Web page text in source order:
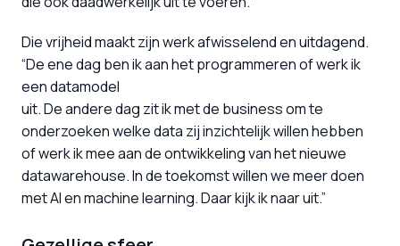
Die vrijheid maakt zijn werk afwisselend en uitdagend.
“De ene dag ben ik aan het programmeren of werk ik
een datamodel
uit. De andere dag zit ik met de business om te
onderzoeken welke data zij inzichtelijk willen hebben
of werk ik mee aan de ontwikkeling van het nieuwe
datawarehouse. In de toekomst willen we meer doen
met AI en machine learning. Daar kijk ik naar uit.”